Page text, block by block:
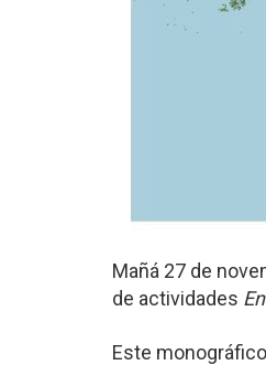
Mañá 27 de
de actividades
Este